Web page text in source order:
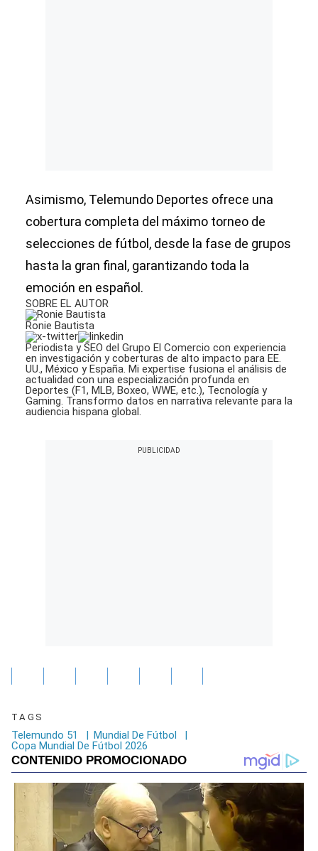
Asimismo, Telemundo Deportes ofrece una
cobertura completa del máximo torneo de
selecciones de fútbol, desde la fase de grupos
hasta la gran final, garantizando toda la
emoción en español.
SOBRE EL AUTOR
Ronie Bautista
Periodista y SEO del Grupo El Comercio con experiencia
en investigación y coberturas de alto impacto para EE.
UU., México y España. Mi expertise fusiona el análisis de
actualidad con una especialización profunda en
Deportes (F1, MLB, Boxeo, WWE, etc.), Tecnología y
Gaming. Transformo datos en narrativa relevante para la
audiencia hispana global.
TAGS
Telemundo 51 | Mundial De Fútbol
|
Copa Mundial De Fútbol 2026